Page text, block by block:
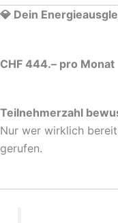
💎 Dein
CHF 444.– pro Monat
Teilnehmerzahl
Nur wer wirklich
gerufen.